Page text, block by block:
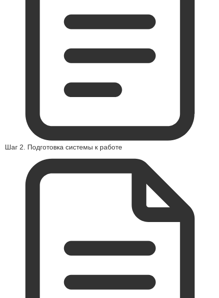
Шаг 2. Подготовка системы к работе